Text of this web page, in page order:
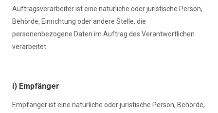
Auftragsverarbeiter ist eine natürliche oder juristische Person,
Behörde, Einrichtung oder andere Stelle, die
personenbezogene Daten im Auftrag des Verantwortlichen
verarbeitet.
i) Empfänger
Empfänger ist eine natürliche oder juristische Person, Behörde,